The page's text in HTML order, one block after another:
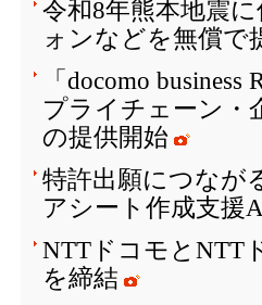
令和8年熊本地震
ォンなどを無償で
「docomo
プライチェーン・
の提供開始
特許出願につなが
アシート作成支援
NTTドコモとNTT
を締結